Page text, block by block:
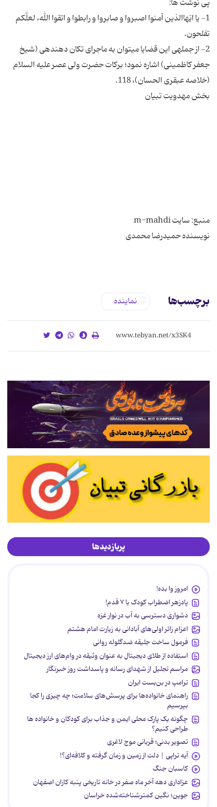
1- یا ایّهاالذین آمنوا اصبروا و صابروا و رابطوا و اتقوا الله، لعلَّكم
2- از جمله‏ى این قضایا مى‏توان به ماجراى تكان دهنده‏ى (شیخ
جعفر كاظمینى) اشاره نمود؛ بركات حضرت ولى عصر علیه السلام
برچسب‌ها نماینده
پربازدیدها
امروز وا بده!
پادزهر اضطراب کودک با ۷ قدم!
دشواری دسترسی به آب در نوار غزه
اعزام زائر اولی‌های آبادانی به زیارت امام هشتم
فرمول ساخت جلیقه ضدگلوله روانی
استفاده از طلای دیجیتال به عنوان وثیقه در وام‌های ارز دیجیتال
مراسم تجلیل از شهدای رسانه و پاسداشت روز خبرنگار
ترامپ در بن‌بست ایران
راهنمای خانواده‌ها برای پرسش‌های سلامت؛ چه چیزی را کجا
بپرسیم
چگونه یک پارک محلی ایمن و جذاب برای کودکان و خانواده ها
طراحی کنیم؟
تصویر بدنی؛ قربانی موج لاغری
آیه تراپی | دلت از زمین و زمان گرفته و کلافه‌ای؟!
کاسبان جنگ
عزاداری دهه آخر ماه صفر در خانه تاریخی پنبه کاران اصفهان
جوین؛ نگین کمترشناخته‌شده خراسان